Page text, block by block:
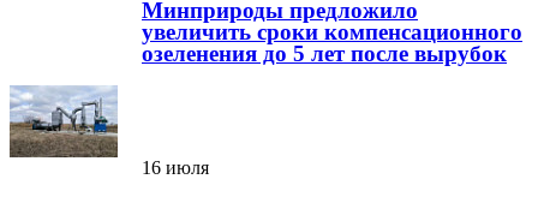
Минприроды предложило
увеличить сроки компенсационного
озеленения до 5 лет после вырубок
16 июля